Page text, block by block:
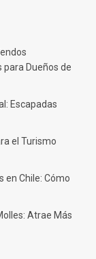
para Dueños de
Escapadas
el Turismo
en Chile: Cómo
Atrae Más